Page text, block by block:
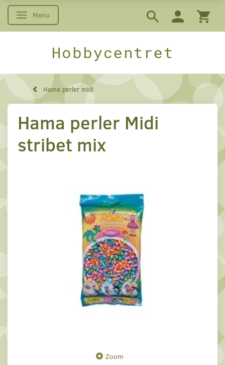
Skifte navigation
Menu
Hobbycentret
Hama perler midi
Hama perler Midi
stribet mix
Zoom